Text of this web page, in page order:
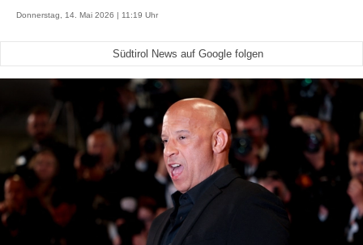
Donnerstag, 14. Mai 2026 | 11:19 Uhr
Südtirol News auf Google folgen